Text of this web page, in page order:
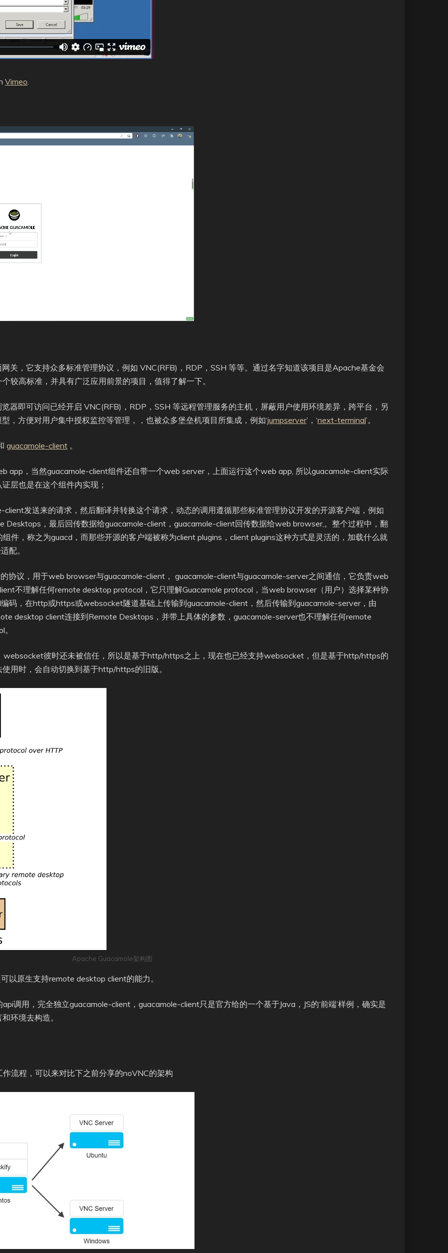
Vimeo
关，它支持众多标准管理协议，例如 VNC(RFB)，RDP，SSH 等等。通过名字知道该项目是Apache基金会
较高标准，并具有广泛应用前景的项目，值得了解一下。
器即可访问已经开启 VNC(RFB)，RDP，SSH 等远程管理服务的主机，屏蔽用户使用环境差异，跨平台，另
，方便对用户集中授权监控等管理，，也被众多堡垒机项目所集成，例如‘jumpserver’，‘next-terminal’。
guacamole-client 。
app，当然guacamole-client组件还自带一个web server，上面运行这个web app, 所以guacamole-client实际
层也是在这个组件内实现；
发送来的请求，然后翻译并转换这个请求，动态的调用遵循那些标准管理协议开发的开源客户端，例如
Desktops，最后回传数据给guacamole-client，guacamole-client回传数据给web browser,。整个过程中，翻
件，称之为guacd，而那些开源的客户端被称为client plugins，client plugins这种方式是灵活的，加载什么就
配。
协议，用于web browser与guacamole-client， guacamole-client与guacamole-server之间通信，它负责web
不理解任何remote desktop protocol，它只理解Guacamole protocol，当web browser（用户）选择某种协
码，在http或https或websocket隧道基础上传输到guacamole-client，然后传输到guacamole-server，由
desktop client连接到Remote Desktops，并带上具体的参数，guacamole-server也不理解任何remote
websocket彼时还未被信任，所以是基于http/https之上，现在也已经支持websocket，但是基于http/https的
用时，会自动切换到基于http/https的旧版。
Apache Guacamole架构图
以原生支持remote desktop client的能力。
调用，完全独立guacamole-client，guacamole-client只是官方给的一个基于Java，JS的‘前端’样例，确实是
环境去构造。
流程，可以来对比下之前分享的noVNC的架构